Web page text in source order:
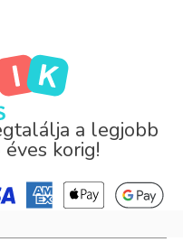
a legjobb
korig!